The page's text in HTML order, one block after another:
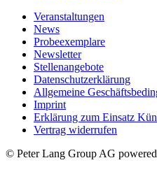
Veranstaltungen
News
Probeexemplare
Newsletter
Stellenangebote
Datenschutzerklärung
Allgemeine
Imprint
Erklärung zum Einsatz
Vertrag widerrufen
© Peter Lang Group AG